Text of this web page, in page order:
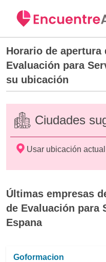
Horario de apertura
Evaluación para
su ubicación
Ciudades
Usar ubicación actual
Últimas empresas
de Evaluación para
Espana
Goformacion